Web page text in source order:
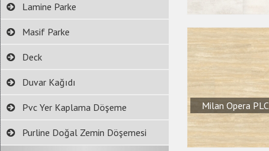
Lamine Parke
Masif Parke
Deck
Duvar Kağıdı
Pvc Yer Kaplama Döşeme
Purline Doğal Zemin Döşemesi
Milan Opera